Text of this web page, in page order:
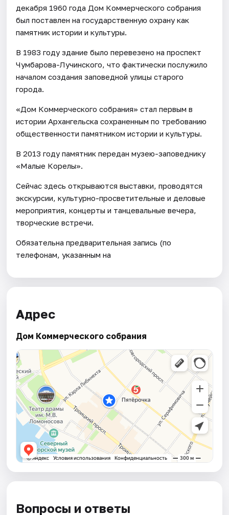
декабря 1960 года Дом Коммерческого собрания
был поставлен на государственную охрану как
памятник истории и культуры.
В 1983 году здание было перевезено на проспект
Чумбарова-Лучинского, что фактически послужило
началом создания заповедной улицы старого
города.
«Дом Коммерческого собрания» стал первым в
истории Архангельска сохраненным по требованию
общественности памятником истории и культуры.
В 2013 году памятник передан музею-заповеднику
«Малые Корелы».
Сейчас здесь открываются выставки, проводятся
экскурсии, культурно-просветительные и деловые
мероприятия, концерты и танцевальные вечера,
творческие встречи.
Обязательна предварительная запись (по
телефонам, указанным на
Адрес
Дом Коммерческого собрания
Вопросы и ответы